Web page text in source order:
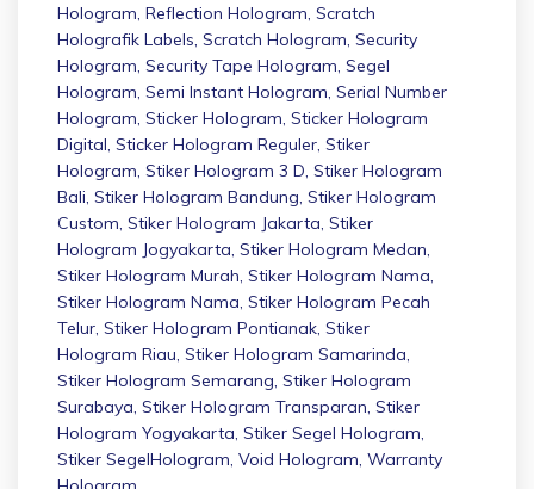
Hologram, Reflection Hologram, Scratch
Holografik Labels, Scratch Hologram, Security
Hologram, Security Tape Hologram, Segel
Hologram, Semi Instant Hologram, Serial Number
Hologram, Sticker Hologram, Sticker Hologram
Digital, Sticker Hologram Reguler, Stiker
Hologram, Stiker Hologram 3 D, Stiker Hologram
Bali, Stiker Hologram Bandung, Stiker Hologram
Custom, Stiker Hologram Jakarta, Stiker
Hologram Jogyakarta, Stiker Hologram Medan,
Stiker Hologram Murah, Stiker Hologram Nama,
Stiker Hologram Nama, Stiker Hologram Pecah
Telur, Stiker Hologram Pontianak, Stiker
Hologram Riau, Stiker Hologram Samarinda,
Stiker Hologram Semarang, Stiker Hologram
Surabaya, Stiker Hologram Transparan, Stiker
Hologram Yogyakarta, Stiker Segel Hologram,
Stiker SegelHologram, Void Hologram, Warranty